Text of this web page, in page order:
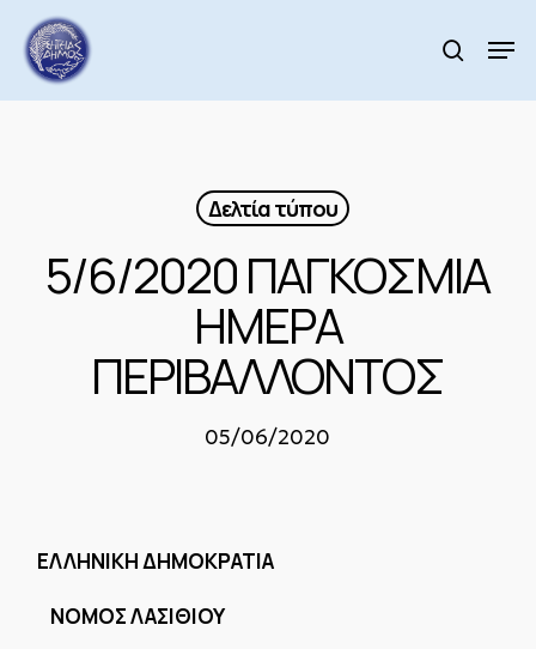
main
content
search
Δελτία τύπου
5/6/2020 ΠΑΓΚΟΣΜΙΑ
ΗΜΕΡΑ
ΠΕΡΙΒΑΛΛΟΝΤΟΣ
05/06/2020
EΛΛΗΝΙΚΗ ΔΗΜΟΚΡΑΤΙΑ
ΝΟΜΟΣ ΛΑΣΙΘΙΟΥ
Menu